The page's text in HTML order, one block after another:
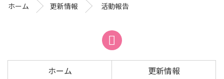
ホーム 更新情報 活動報告
ホーム
更新情報